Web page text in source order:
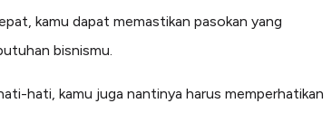
kamu dapat memastikan pasokan yang
bisnismu.
hati, kamu juga nantinya harus memperhatikan